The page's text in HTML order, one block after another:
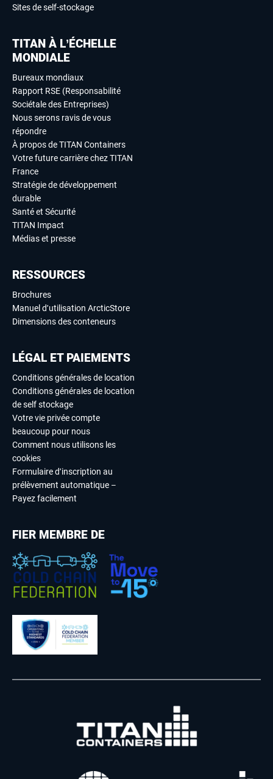
Sites de self-stockage
TITAN À L’ÉCHELLE
MONDIALE
Bureaux mondiaux
Rapport RSE (Responsabilité
Sociétale des Entreprises)
Nous serons ravis de vous
répondre
À propos de TITAN Containers
Votre future carrière chez TITAN
France
Stratégie de développement
durable
Santé et Sécurité
TITAN Impact
Médias et presse
RESSOURCES
Brochures
Manuel d’utilisation ArcticStore
Dimensions des conteneurs
LÉGAL ET PAIEMENTS
Conditions générales de location
Conditions générales de location
de self stockage
Votre vie privée compte
beaucoup pour nous
Comment nous utilisons les
cookies
Formulaire d’inscription au
prélèvement automatique –
Payez facilement
FIER MEMBRE DE